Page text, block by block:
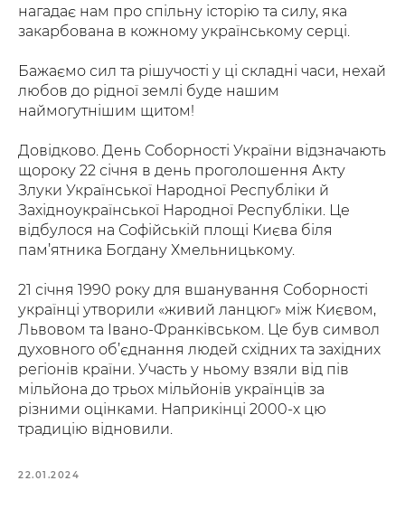
нагадає нам про спільну історію та силу, яка
закарбована в кожному українському серці.
Бажаємо сил та рішучості у ці складні часи, нехай
любов до рідної землі буде нашим
наймогутнішим щитом!
Довідково. День Соборності України відзначають
щороку 22 січня в день проголошення Акту
Злуки Української Народної Республіки й
Західноукраїнської Народної Республіки. Це
відбулося на Софійській площі Києва біля
пам’ятника Богдану Хмельницькому.
21 січня 1990 року для вшанування Соборності
українці утворили «живий ланцюг» між Києвом,
Львовом та Івано-Франківськом. Це був символ
духовного об’єднання людей східних та західних
регіонів країни. Участь у ньому взяли від пів
мільйона до трьох мільйонів українців за
різними оцінками. Наприкінці 2000-х цю
традицію відновили.
22.01.2024